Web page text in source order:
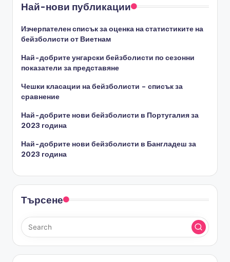
Най-нови публикации
Изчерпателен списък за оценка на статистиките на
бейзболисти от Виетнам
Най-добрите унгарски бейзболисти по сезонни
показатели за представяне
Чешки класации на бейзболисти – списък за
сравнение
Най-добрите нови бейзболисти в Португалия за
2023 година
Най-добрите нови бейзболисти в Бангладеш за
2023 година
Търсене